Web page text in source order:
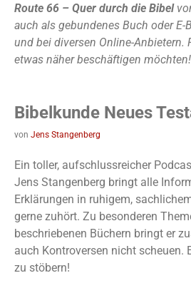
Route 66 – Quer durch die Bibel
auch als gebundenes Buch oder
und bei diversen Online-Anbietern.
etwas näher beschäftigen möchten!
Bibelkunde Neues
von Jens Stangenberg
Ein toller, aufschlussreicher
Jens Stangenberg bringt alle
Erklärungen in ruhigem,
gerne zuhört. Zu besonderen
beschriebenen Büchern bringt er
auch Kontroversen nicht scheuen.
zu stöbern!